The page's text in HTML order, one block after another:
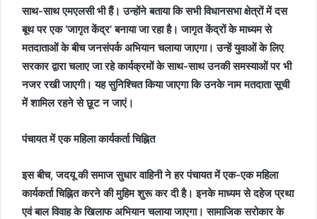
साथ-साथ एमएलसी भी हैं। उन्होंने बताया कि सभी विधानसभा क्षेत्रों में दस
बूथ पर एक ‘जागृत केंद्र’ बनाया जा रहा है। जागृत केंद्रों के माध्यम से
मतदाताओं के बीच जनसंपर्क अभियान चलाया जाएगा। उन्हें युवाओं के लिए
सरकार द्वारा चलाए जा रहे कार्यक्रमों के साथ-साथ उनकी समस्याओं पर भी
नजर रखी जाएगी। यह सुनिश्चित किया जाएगा कि उनके नाम मतदाता सूची
में शामिल रहने से छूट न जाएं।
पंचायत में एक महिला कार्यकर्ता चिह्नित
इस बीच, जदयू की समाज सुधार वाहिनी ने हर पंचायत में एक-एक महिला
कार्यकर्ता चिह्नित करने की मुहिम शुरू कर दी है। इनके माध्यम से दहेज प्रथा
एवं बाल विवाह के खिलाफ अभियान चलाया जाएगा। सामाजिक सरोकार के